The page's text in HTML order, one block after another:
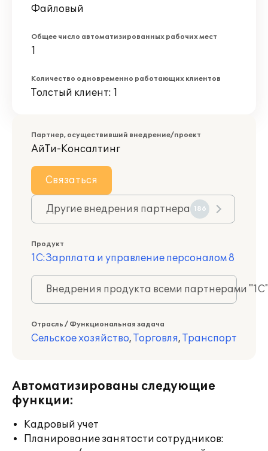
Файловый
Общее число автоматизированных рабочих мест
1
Количество одновременно работающих клиентов
Толстый клиент: 1
Партнер, осуществивший внедрение/проект
АйТи-Консалтинг
Связаться
Другие внедрения партнера 186
Продукт
1С:Зарплата и управление персоналом 8
Внедрения продукта всеми партнерами
Отрасль / Функциональная задача
Сельское хозяйство, Торговля, Транспорт
Автоматизированы следующие
функции:
Кадровый учет
Планирование занятости сотрудников: